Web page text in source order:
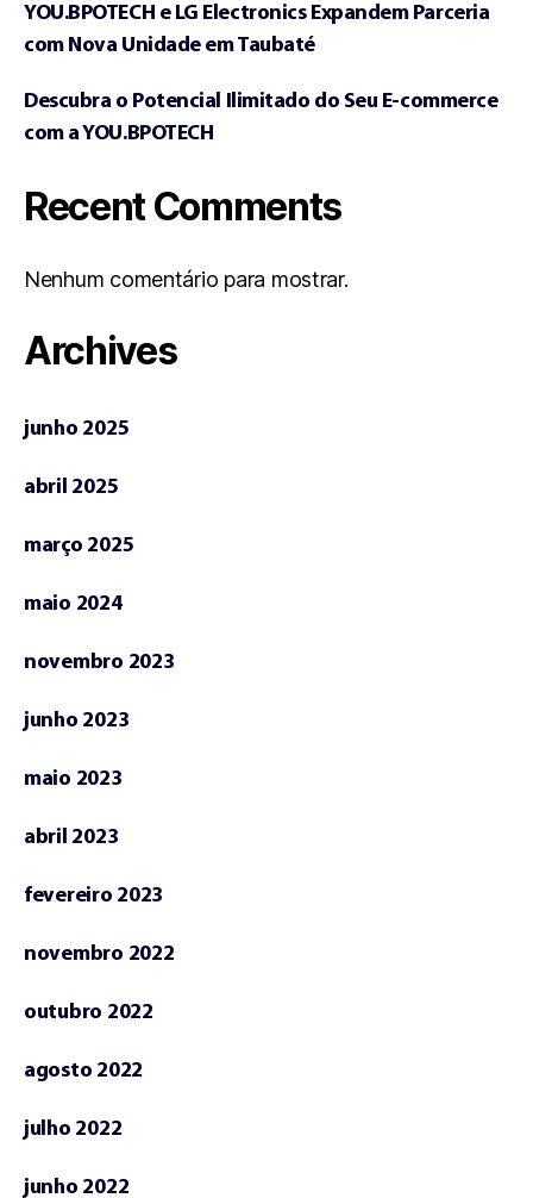
YOU.BPOTECH e LG Electronics Expandem Parceria
com Nova Unidade em Taubaté
Descubra o Potencial Ilimitado do Seu E-commerce
com a YOU.BPOTECH
Recent Comments
Nenhum comentário para mostrar.
Archives
junho 2025
abril 2025
março 2025
maio 2024
novembro 2023
junho 2023
maio 2023
abril 2023
fevereiro 2023
novembro 2022
outubro 2022
agosto 2022
julho 2022
junho 2022